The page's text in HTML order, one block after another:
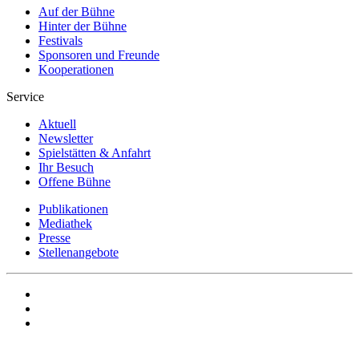
Auf der Bühne
Hinter der Bühne
Festivals
Sponsoren und Freunde
Kooperationen
Service
Aktuell
Newsletter
Spielstätten & Anfahrt
Ihr Besuch
Offene Bühne
Publikationen
Mediathek
Presse
Stellenangebote